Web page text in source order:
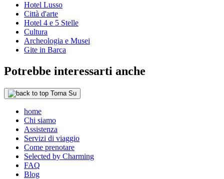
Hotel Lusso
Città d'arte
Hotel 4 e 5 Stelle
Cultura
Archeologia e Musei
Gite in Barca
Potrebbe interessarti anche
Torna Su
home
Chi siamo
Assistenza
Servizi di viaggio
Come prenotare
Selected by Charming
FAQ
Blog